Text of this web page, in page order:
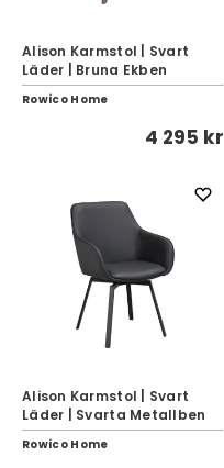
Alison Karmstol | Svart
Läder | Bruna Ekben
Rowico Home
4 295 kr
Alison Karmstol | Svart
Läder | Svarta Metallben
Rowico Home